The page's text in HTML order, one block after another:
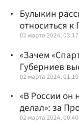
Булыкин
относиться к
02 марта 2024, 03:17
«Зачем
Губерниев
02 марта 2024, 01:10
«В России он
делал»: за
02 марта 2024, 00:40